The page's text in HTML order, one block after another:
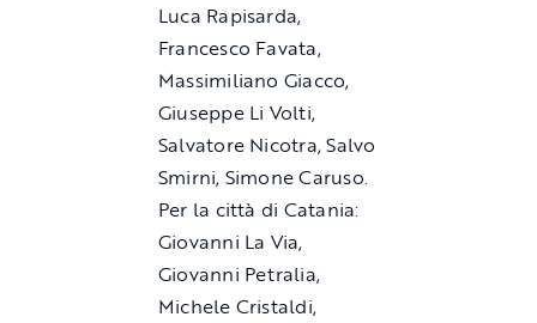
Luca Rapisarda,
Francesco Favata,
Massimiliano Giacco,
Giuseppe Li Volti,
Salvatore Nicotra, Salvo
Smirni, Simone Caruso.
Per la città di Catania:
Giovanni La Via,
Giovanni Petralia,
Michele Cristaldi,